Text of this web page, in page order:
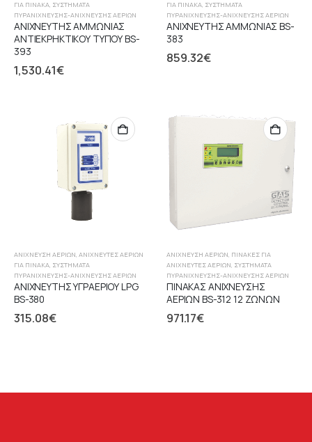
ΓΙΑ ΠΊΝΑΚΑ, ΣΥΣΤΉΜΑΤΑ
ΠΥΡΑΝΊΧΝΕΥΣΗΣ-ΑΝΊΧΝΕΥΣΗΣ ΑΕΡΊΩΝ
ΑΝΙΧΝΕΥΤΗΣ ΑΜΜΩΝΙΑΣ
ΑΝΤΙΕΚΡΗΚΤΙΚΟΥ ΤΥΠΟΥ BS-
393
1,530.41€
ΓΙΑ ΠΊΝΑΚΑ, ΣΥΣΤΉΜΑΤΑ
ΠΥΡΑΝΊΧΝΕΥΣΗΣ-ΑΝΊΧΝΕΥΣΗΣ ΑΕΡΊΩΝ
ΑΝΙΧΝΕΥΤΗΣ ΑΜΜΩΝΙΑΣ BS-
383
859.32€
ΑΝΊΧΝΕΥΣΗ ΑΕΡΊΩΝ, ΑΝΙΧΝΕΥΤΈΣ ΑΕΡΊΩΝ
ΓΙΑ ΠΊΝΑΚΑ, ΣΥΣΤΉΜΑΤΑ
ΠΥΡΑΝΊΧΝΕΥΣΗΣ-ΑΝΊΧΝΕΥΣΗΣ ΑΕΡΊΩΝ
ΑΝΙΧΝΕΥΤΗΣ ΥΓΡΑΕΡΙΟΥ LPG
BS-380
315.08€
ΑΝΊΧΝΕΥΣΗ ΑΕΡΊΩΝ, ΠΊΝΑΚΕΣ ΓΙΑ
ΑΝΙΧΝΕΥΤΈΣ ΑΕΡΊΩΝ, ΣΥΣΤΉΜΑΤΑ
ΠΥΡΑΝΊΧΝΕΥΣΗΣ-ΑΝΊΧΝΕΥΣΗΣ ΑΕΡΊΩΝ
ΠΙΝΑΚΑΣ ΑΝΙΧΝΕΥΣΗΣ
ΑΕΡΙΩΝ BS-312 12 ΖΩΝΩΝ
971.17€